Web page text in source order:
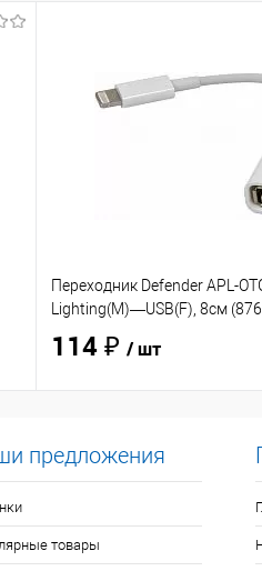
Переходник Defender APL-
Lighting(M)—USB(F), 8см
114 ₽ / шт
предложения
товары